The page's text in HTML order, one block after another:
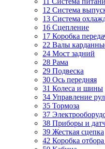
12 Система
13 Система
16 Сцепление
17 Коробка
22 Валы
24 Мост задний
28 Рама
29 Подвеска
30 Ось передняя
31 Колеса и шины
34 Управление
35 Тормоза
37
38 Приборы и
39 Жесткая сцепка
42 Коробка